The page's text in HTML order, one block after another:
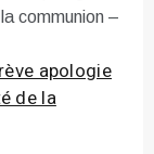
apologie
de la